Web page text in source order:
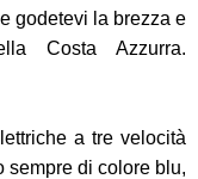
godetevi la brezza e
Costa Azzurra.
a tre velocità
sempre di colore blu,